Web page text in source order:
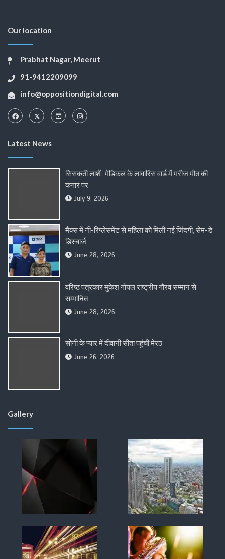
Our location
Prabhat Nagar, Meerut
91-9412209099
info@oppositiondigital.com
Latest News
सिसकती लाशेंः मेडिकल के लावारिस वार्ड में मरीज मौत की
कगार पर
July 9, 2026
मैक्स में नी-रिप्लेसमेंट से महिला को मिली नई जिंदगी, सेम-डे
डिस्चार्ज
June 28, 2026
वरिष्ठ पत्रकार मुकेश गोयल राष्ट्रीय गौरव सम्मान से
सम्मानित
June 28, 2026
सोनी के प्यार में दीवानी सीता पहुंची मेरठ
June 26, 2026
Gallery